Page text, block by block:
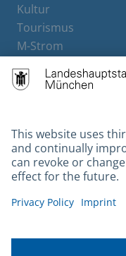
Kultur
Tourismus
M-Strom
Hotels
Contact
Barrierefreiheit
Leichte Sprache
Gebärdensprache
Kontakt